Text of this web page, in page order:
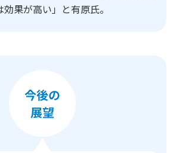
果が高い」と有原氏。